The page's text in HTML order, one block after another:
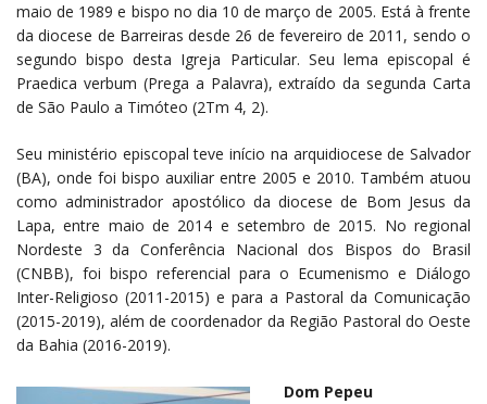
maio de 1989 e bispo no dia 10 de março de 2005. Está à frente
da diocese de Barreiras desde 26 de fevereiro de 2011, sendo o
segundo bispo desta Igreja Particular. Seu lema episcopal é
Praedica verbum (Prega a Palavra), extraído da segunda Carta
de São Paulo a Timóteo (2Tm 4, 2).
Seu ministério episcopal teve início na arquidiocese de Salvador
(BA), onde foi bispo auxiliar entre 2005 e 2010. Também atuou
como administrador apostólico da diocese de Bom Jesus da
Lapa, entre maio de 2014 e setembro de 2015. No regional
Nordeste 3 da Conferência Nacional dos Bispos do Brasil
(CNBB), foi bispo referencial para o Ecumenismo e Diálogo
Inter-Religioso (2011-2015) e para a Pastoral da Comunicação
(2015-2019), além de coordenador da Região Pastoral do Oeste
da Bahia (2016-2019).
Dom Pepeu